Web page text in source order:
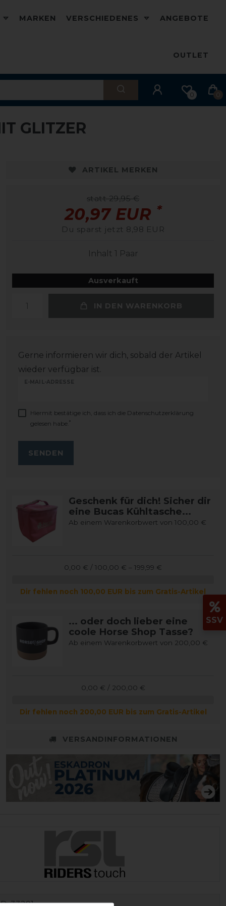
MARKEN VERSCHIEDENES ANGEBOTE
OUTLET
0 0
GLITZER
ARTIKEL MERKEN
statt 29,95 €
20,97 EUR *
Du sparst jetzt 8,98 EUR
Inhalt 1 Paar
Ausverkauft
IN DEN WARENKORB
Gerne informieren wir dich, sobald der Artikel
wieder verfügbar ist.
E-MAIL-ADRESSE
Hiermit bestätige ich, dass ich die Daten­schutz­erklärung
gelesen habe. *
SENDEN
Geschenk für dich! Sicher dir
eine Bucas Kühltasche...
Ab einem Warenkorbwert von 100,00 €
0,00 € / 100,00 € – 199,99 €
Dir fehlen noch 100,00 EUR bis zum Gratis-Artikel
... oder doch lieber eine
coole Horse Shop Tasse?
Ab einem Warenkorbwert von 200,00 €
0,00 € / 200,00 €
Dir fehlen noch 200,00 EUR bis zum Gratis-Artikel
VERSANDINFORMATIONEN
33291
SSV